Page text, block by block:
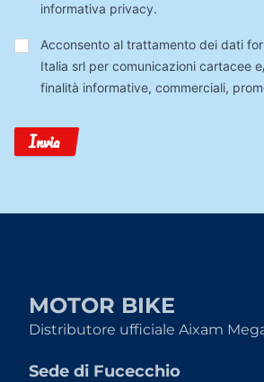
informativa privacy.
Trattamento
Dati
Acconsento al trattamento dei dati
Italia srl per comunicazioni cartacee
finalità informative, commerciali,
Invia
MOTOR BIKE
Distributore ufficiale Aixam
Sede di Fucecchio